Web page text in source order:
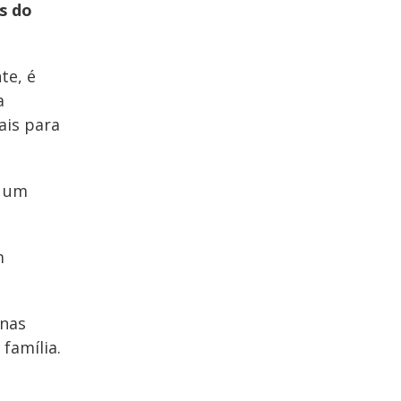
do
é
para
família.